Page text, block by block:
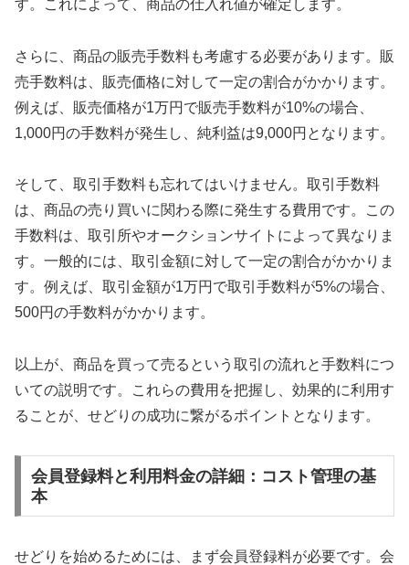
す。これによって、商品の仕入れ値が確定します。
さらに、商品の販売手数料も考慮する必要があります。販
売手数料は、販売価格に対して一定の割合がかかります。
例えば、販売価格が1万円で販売手数料が10%の場合、
1,000円の手数料が発生し、純利益は9,000円となります。
そして、取引手数料も忘れてはいけません。取引手数料
は、商品の売り買いに関わる際に発生する費用です。この
手数料は、取引所やオークションサイトによって異なりま
す。一般的には、取引金額に対して一定の割合がかかりま
す。例えば、取引金額が1万円で取引手数料が5%の場合、
500円の手数料がかかります。
以上が、商品を買って売るという取引の流れと手数料につ
いての説明です。これらの費用を把握し、効果的に利用す
ることが、せどりの成功に繋がるポイントとなります。
会員登録料と利用料金の詳細：コスト管理の基
本
せどりを始めるためには、まず会員登録料が必要です。会